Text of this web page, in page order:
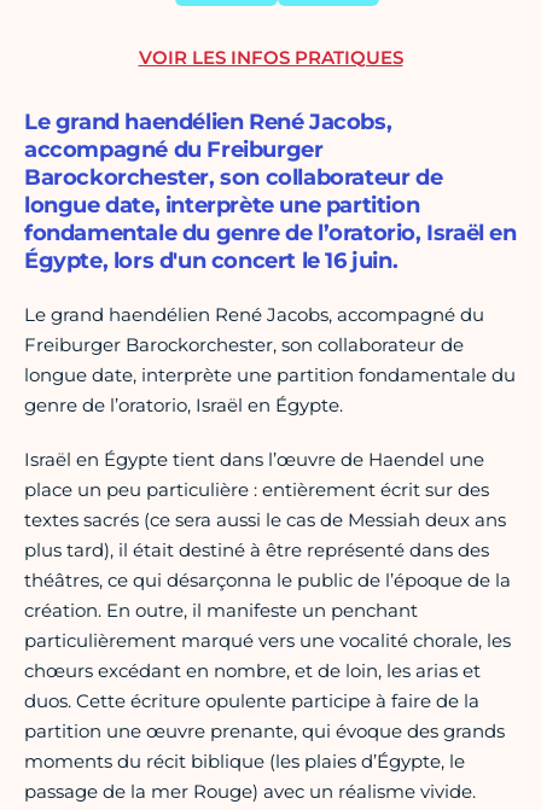
Le grand haendélien René Jacobs,
accompagné du Freiburger
Barockorchester, son collaborateur de
longue date, interprète une partition
fondamentale du genre de l’oratorio, Israël en
Égypte, lors d'un concert le 16 juin.
Le grand haendélien René Jacobs, accompagné du
Freiburger Barockorchester, son collaborateur de
longue date, interprète une partition fondamentale du
genre de l’oratorio, Israël en Égypte.
Israël en Égypte tient dans l’œuvre de Haendel une
place un peu particulière : entièrement écrit sur des
textes sacrés (ce sera aussi le cas de Messiah deux ans
plus tard), il était destiné à être représenté dans des
théâtres, ce qui désarçonna le public de l’époque de la
création. En outre, il manifeste un penchant
particulièrement marqué vers une vocalité chorale, les
chœurs excédant en nombre, et de loin, les arias et
duos. Cette écriture opulente participe à faire de la
partition une œuvre prenante, qui évoque des grands
moments du récit biblique (les plaies d’Égypte, le
passage de la mer Rouge) avec un réalisme vivide.
VOIR LES INFOS PRATIQUES